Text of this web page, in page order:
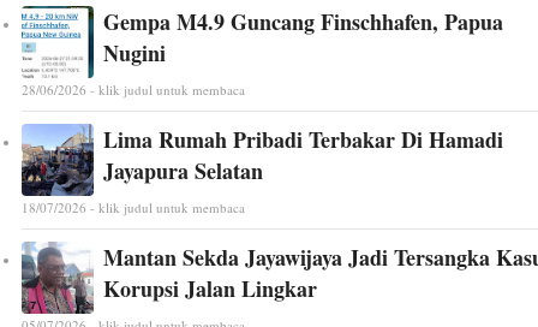
Gempa M4.9 Guncang Finschhafen, Papua
Nugini
28/06/2026 - klik judul untuk membaca
Lima Rumah Pribadi Terbakar Di Hamadi
Jayapura Selatan
18/07/2026 - klik judul untuk membaca
Mantan Sekda Jayawijaya Jadi Tersangka
Korupsi Jalan Lingkar